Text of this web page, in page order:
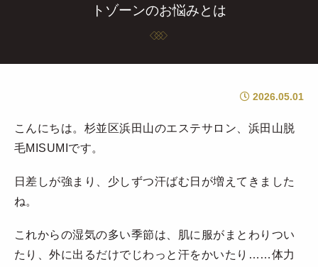
トゾーンのお悩みとは
2026.05.01
こんにちは。杉並区浜田山のエステサロン、浜田山脱
毛MISUMIです。
日差しが強まり、少しずつ汗ばむ日が増えてきました
ね。
これからの湿気の多い季節は、肌に服がまとわりつい
たり、外に出るだけでじわっと汗をかいたり……体力